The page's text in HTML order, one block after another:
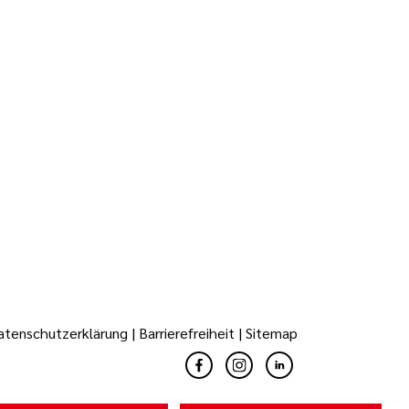
Patienten in Ordnung halten
| Barrierefreiheit |Sitemap